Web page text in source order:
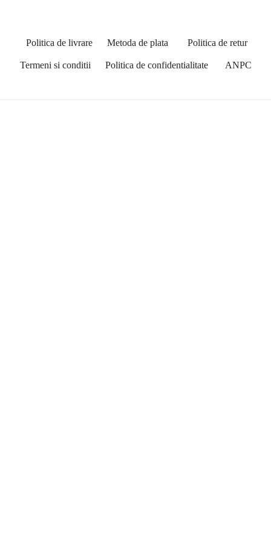
Politica de livrare Metoda de plata Politica de retur
Termeni si conditii Politica de confidentialitate ANPC